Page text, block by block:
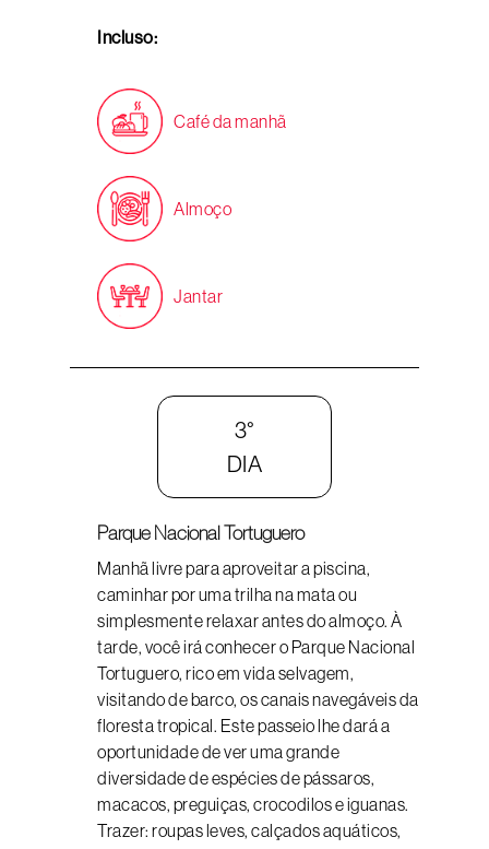
Incluso:
Café da manhã
Almoço
Jantar
3°
DIA
Parque Nacional Tortuguero
Manhã livre para aproveitar a piscina,
caminhar por uma trilha na mata ou
simplesmente relaxar antes do almoço. À
tarde, você irá conhecer o Parque Nacional
Tortuguero, rico em vida selvagem,
visitando de barco, os canais navegáveis ​​da
floresta tropical. Este passeio lhe dará a
oportunidade de ver uma grande
diversidade de espécies de pássaros,
macacos, preguiças, crocodilos e iguanas.
Trazer: roupas leves, calçados aquáticos,